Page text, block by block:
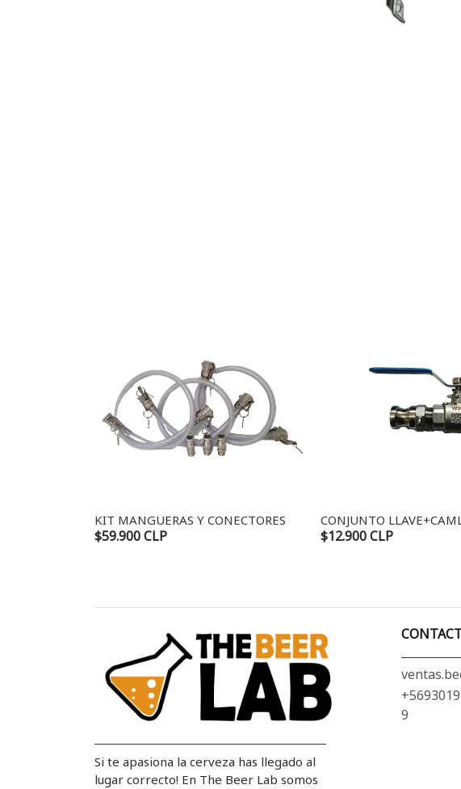
KIT MANGUERAS Y CONECTORES
$59.900 CLP
CONJUNTO
$12.900 CLP
Si te apasiona la cerveza has llegado al
lugar correcto! En The Beer Lab somos
9